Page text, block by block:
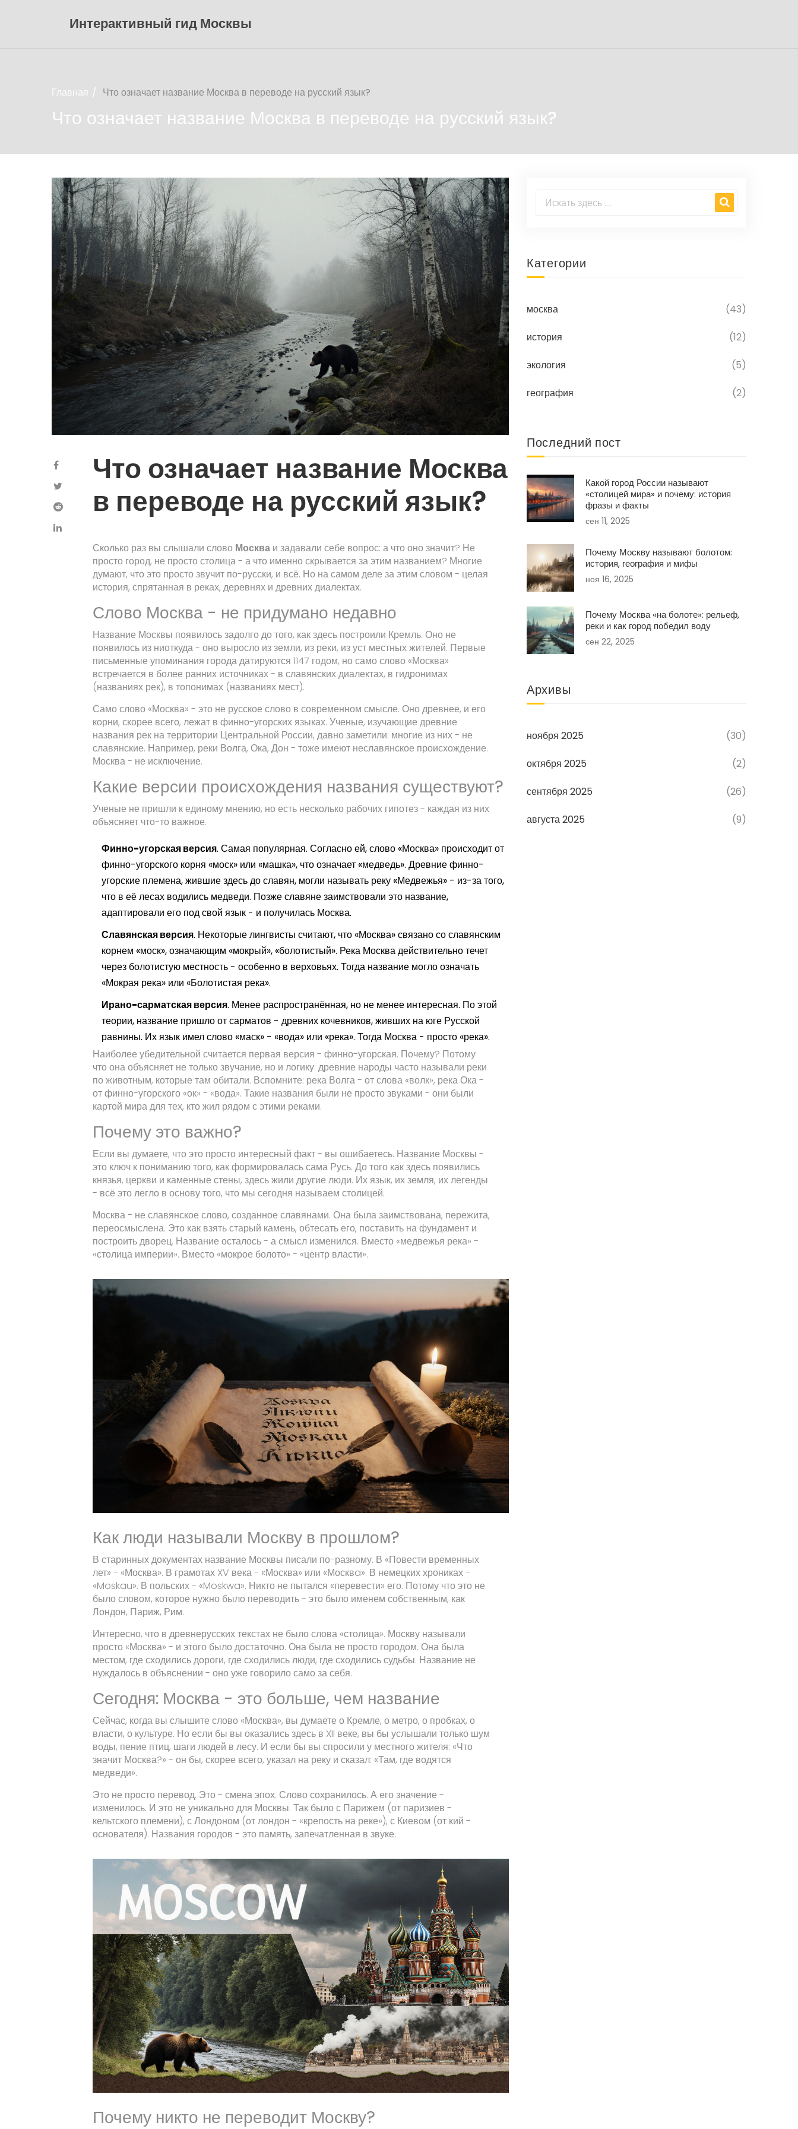
Интерактивный гид Москвы
Главная Что означает название Москва в переводе на русский язык?
Что означает название Москва в переводе на русский язык?
Что означает название Москва
в переводе на русский язык?
Сколько раз вы слышали слово Москва и задавали себе вопрос: а что оно значит? Не
просто город, не просто столица - а что именно скрывается за этим названием? Многие
думают, что это просто звучит по-русски, и всё. Но на самом деле за этим словом - целая
история, спрятанная в реках, деревнях и древних диалектах.
Слово Москва - не придумано недавно
Название Москвы появилось задолго до того, как здесь построили Кремль. Оно не
появилось из ниоткуда - оно выросло из земли, из реки, из уст местных жителей. Первые
письменные упоминания города датируются 1147 годом, но само слово «Москва»
встречается в более ранних источниках - в славянских диалектах, в гидронимах
(названиях рек), в топонимах (названиях мест).
Само слово «Москва» - это не русское слово в современном смысле. Оно древнее, и его
корни, скорее всего, лежат в финно-угорских языках. Ученые, изучающие древние
названия рек на территории Центральной России, давно заметили: многие из них - не
славянские. Например, реки Волга, Ока, Дон - тоже имеют неславянское происхождение.
Москва - не исключение.
Какие версии происхождения названия существуют?
Ученые не пришли к единому мнению, но есть несколько рабочих гипотез - каждая из них
объясняет что-то важное.
Финно-угорская версия. Самая популярная. Согласно ей, слово «Москва» происходит от
финно-угорского корня «моск» или «машка», что означает «медведь». Древние финно-
угорские племена, жившие здесь до славян, могли называть реку «Медвежья» - из-за того,
что в её лесах водились медведи. Позже славяне заимствовали это название,
адаптировали его под свой язык - и получилась Москва.
Славянская версия. Некоторые лингвисты считают, что «Москва» связано со славянским
корнем «моск», означающим «мокрый», «болотистый». Река Москва действительно течет
через болотистую местность - особенно в верховьях. Тогда название могло означать
«Мокрая река» или «Болотистая река».
Ирано-сарматская версия. Менее распространённая, но не менее интересная. По этой
теории, название пришло от сарматов - древних кочевников, живших на юге Русской
равнины. Их язык имел слово «маск» - «вода» или «река». Тогда Москва - просто «река».
Наиболее убедительной считается первая версия - финно-угорская. Почему? Потому
что она объясняет не только звучание, но и логику: древние народы часто называли реки
по животным, которые там обитали. Вспомните: река Волга - от слова «волк», река Ока -
от финно-угорского «ок» - «вода». Такие названия были не просто звуками - они были
картой мира для тех, кто жил рядом с этими реками.
Почему это важно?
Если вы думаете, что это просто интересный факт - вы ошибаетесь. Название Москвы -
это ключ к пониманию того, как формировалась сама Русь. До того как здесь появились
князья, церкви и каменные стены, здесь жили другие люди. Их язык, их земля, их легенды
- всё это легло в основу того, что мы сегодня называем столицей.
Москва - не славянское слово, созданное славянами. Она была заимствована, пережита,
переосмыслена. Это как взять старый камень, обтесать его, поставить на фундамент и
построить дворец. Название осталось - а смысл изменился. Вместо «медвежья река» -
«столица империи». Вместо «мокрое болото» - «центр власти».
Как люди называли Москву в прошлом?
В старинных документах название Москвы писали по-разному. В «Повести временных
лет» - «Москва». В грамотах XV века - «Москва» или «Москвa». В немецких хрониках -
«Moskau». В польских - «Moskwa». Никто не пытался «перевести» его. Потому что это не
было словом, которое нужно было переводить - это было именем собственным, как
Лондон, Париж, Рим.
Интересно, что в древнерусских текстах не было слова «столица». Москву называли
просто «Москва» - и этого было достаточно. Она была не просто городом. Она была
местом, где сходились дороги, где сходились люди, где сходились судьбы. Название не
нуждалось в объяснении - оно уже говорило само за себя.
Сегодня: Москва - это больше, чем название
Сейчас, когда вы слышите слово «Москва», вы думаете о Кремле, о метро, о пробках, о
власти, о культуре. Но если бы вы оказались здесь в XII веке, вы бы услышали только шум
воды, пение птиц, шаги людей в лесу. И если бы вы спросили у местного жителя: «Что
значит Москва?» - он бы, скорее всего, указал на реку и сказал: «Там, где водятся
медведи».
Это не просто перевод. Это - смена эпох. Слово сохранилось. А его значение -
изменилось. И это не уникально для Москвы. Так было с Парижем (от паризиев -
кельтского племени), с Лондоном (от лондон - «крепость на реке»), с Киевом (от кий -
основателя). Названия городов - это память, запечатленная в звуке.
Почему никто не переводит Москву?
Категории
москва (43)
история (12)
экология (5)
география (2)
Последний пост
Какой город России называют
«столицей мира» и почему: история
фразы и факты
сен 11, 2025
Почему Москву называют болотом:
история, география и мифы
ноя 16, 2025
Почему Москва «на болоте»: рельеф,
реки и как город победил воду
сен 22, 2025
Архивы
ноября 2025 (30)
октября 2025 (2)
сентября 2025 (26)
августа 2025 (9)